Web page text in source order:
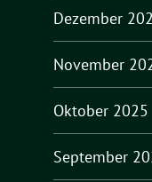
Dezember
November
Oktober 2025
September